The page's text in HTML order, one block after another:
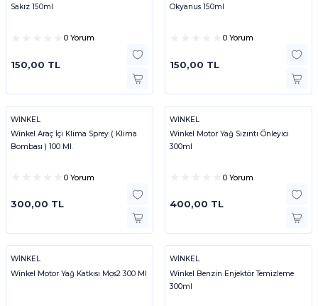
Sakız 150ml
0 Yorum
150,00 TL
Okyanus 150ml
0 Yorum
150,00 TL
WİNKEL
Winkel Araç İçi Klima Sprey ( Klima
Bombası ) 100 Ml.
0 Yorum
300,00 TL
WİNKEL
Winkel Motor Yağ Sızıntı Önleyici
300ml
0 Yorum
400,00 TL
WİNKEL
Winkel Motor Yağ Katkısı Mos2 300 Ml
WİNKEL
Winkel Benzin Enjektör Temizleme
300ml